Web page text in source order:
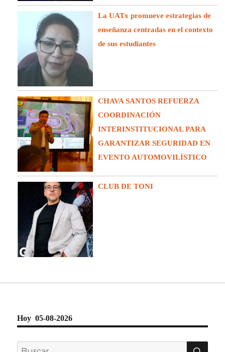
La UATx promueve estrategias de
enseñanza centradas en el contexto
de sus estudiantes
CHAVA SANTOS REFUERZA
COORDINACIÓN
INTERINSTITUCIONAL PARA
GARANTIZAR SEGURIDAD EN
EVENTO AUTOMOVILÍSTICO
CLUB DE TONI
Hoy 05-08-2026
Buscar